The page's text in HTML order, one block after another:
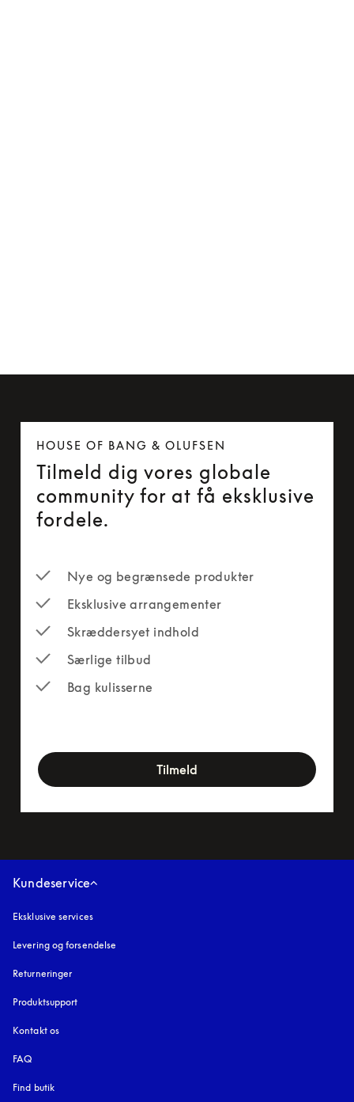
HOUSE OF BANG & OLUFSEN
Tilmeld dig vores globale
community for at få eksklusive
fordele.
Nye og begrænsede produkter
Eksklusive arrangementer
Skræddersyet indhold
Særlige tilbud
Bag kulisserne
Tilmeld
Kundeservice
Eksklusive services
Levering og forsendelse
Returneringer
Produktsupport
Kontakt os
FAQ
Find butik